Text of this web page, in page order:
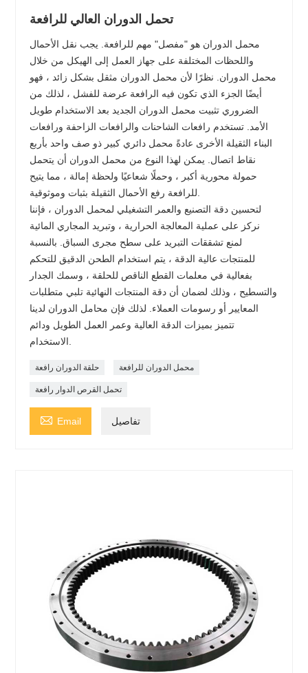
تحمل الدوران العالي للرافعة
محمل الدوران هو "مفصل" مهم للرافعة. يجب نقل الأحمال
واللحظات المختلفة على جهاز العمل إلى الهيكل من خلال
محمل الدوران. نظرًا لأن محمل الدوران مثقل بشكل زائد ، فهو
أيضًا الجزء الذي تكون فيه الرافعة عرضة للفشل ، لذلك من
الضروري تثبيت محمل الدوران الجديد بعد الاستخدام طويل
الأمد. تستخدم رافعات الشاحنات والرافعات الزاحفة ورافعات
البناء الثقيلة الأخرى عادةً محمل دائري كبير ذو صف واحد بأربع
نقاط اتصال. يمكن لهذا النوع من محمل الدوران أن يتحمل
حمولة محورية أكبر ، وحملًا شعاعيًا ولحظة إمالة ، مما يتيح
لتحسين دقة التصنيع والعمر التشغيلي لمحمل الدوران ، فإننا
نركز على عملية المعالجة الحرارية ، وتبريد المجاري المائية
لمنع تشققات التبريد على سطح مجرى السباق. بالنسبة
للمنتجات عالية الدقة ، يتم استخدام الطحن الدقيق للتحكم
بفعالية في معلمات القطع الناقص للحلقة ، وسمك الجدار
والتسطيح ، وذلك لضمان أن دقة المنتجات النهائية تلبي متطلبات
المعايير أو رسومات العملاء. لذلك فإن محامل الدوران لدينا
تتميز بميزات الدقة العالية وعمر العمل الطويل ودائم
حلقة الدوران رافعة محمل الدوران للرافعة
تحمل القرص الدوار رافعة
 Email تفاصيل